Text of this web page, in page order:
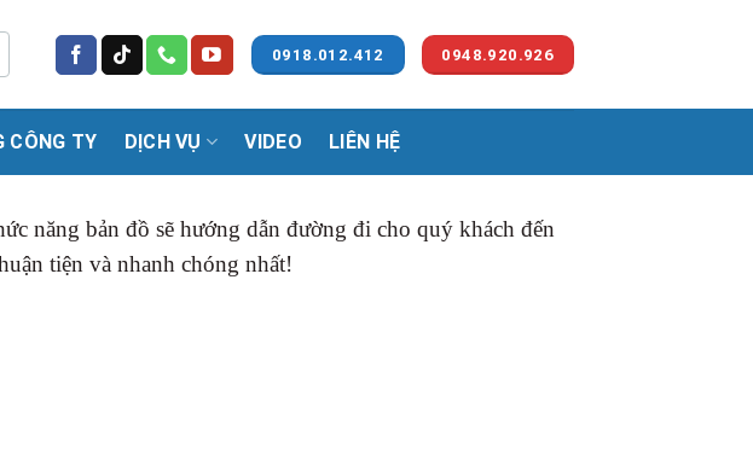
0918.012.412 0948.920.926
CÔNG TY DỊCH VỤ VIDEO LIÊN HỆ
năng bản đồ sẽ hướng dẫn đường đi cho quý khách đến
tiện và nhanh chóng nhất!